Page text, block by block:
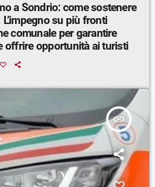
a Sondrio: come sostenere
comunale per garantire
offrire opportunità ai turisti
insert_link